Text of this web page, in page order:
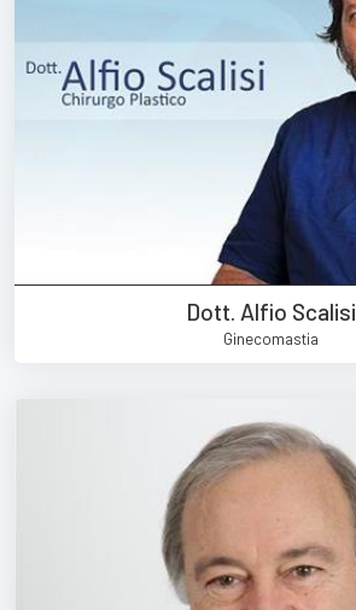
Dott. Alfio Scalisi
Ginecomastia